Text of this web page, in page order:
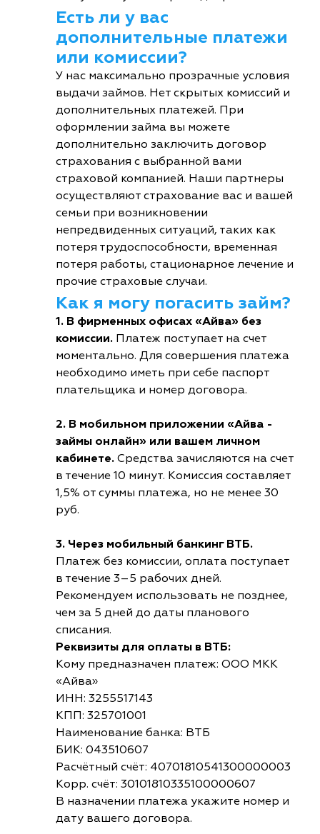
Есть ли у вас
дополнительные платежи
или комиссии?
У нас максимально прозрачные условия
выдачи займов. Нет скрытых комиссий и
дополнительных платежей. При
оформлении займа вы можете
дополнительно заключить договор
страхования с выбранной вами
страховой компанией. Наши партнеры
осуществляют страхование вас и вашей
семьи при возникновении
непредвиденных ситуаций, таких как
потеря трудоспособности, временная
потеря работы, стационарное лечение и
прочие страховые случаи.
Как я могу погасить займ?
1. В фирменных офисах «Айва» без
комиссии. Платеж поступает на счет
моментально. Для совершения платежа
необходимо иметь при себе паспорт
плательщика и номер договора.
2. В мобильном приложении «Айва -
займы онлайн» или вашем личном
кабинете. Средства зачисляются на счет
в течение 10 минут. Комиссия составляет
1,5% от суммы платежа, но не менее 30
руб.
3. Через мобильный банкинг ВТБ.
Платеж без комиссии, оплата поступает
в течение 3–5 рабочих дней.
Рекомендуем использовать не позднее,
чем за 5 дней до даты планового
списания.
Реквизиты для оплаты в ВТБ:
Кому предназначен платеж: ООО МКК
«Айва»
ИНН: 3255517143
КПП: 325701001
Наименование банка: ВТБ
БИК: 043510607
Расчётный счёт: 40701810541300000003
Корр. счёт: 30101810335100000607
В назначении платежа укажите номер и
дату вашего договора.